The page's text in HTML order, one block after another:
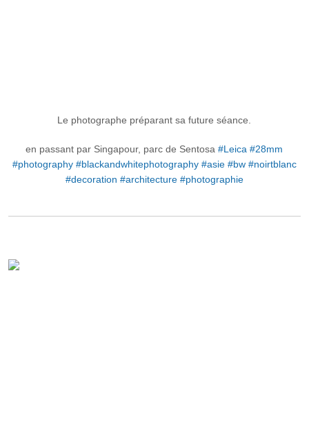
Le photographe préparant sa future séance.
en passant par Singapour, parc de Sentosa#Leica #28mm
#photography #blackandwhitephotography #asie #bw #noirtblanc
#decoration #architecture #photographie